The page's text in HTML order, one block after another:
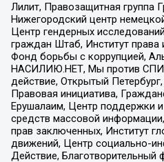
Лилит, Правозащитная группа
Нижегородский центр
Центр гендерных
граждан Штаб, Институт права
Фонд борьбы с коррупцией,
НАСИЛИЮ.НЕТ, Мы против
действие, Открытый
Правовая инициатива,
Ерушалаим, Центр поддержки
средств массовой
прав заключенных, Институт
движений, Центр социально-
Действие,